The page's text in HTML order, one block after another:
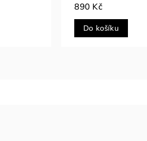
790 Kč
Do košíku